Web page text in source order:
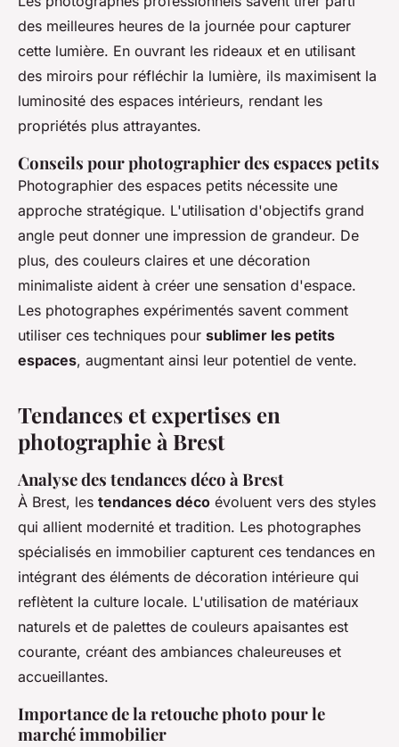
des meilleures heures de la journée pour capturer
cette lumière. En ouvrant les rideaux et en utilisant
des miroirs pour réfléchir la lumière, ils maximisent la
luminosité des espaces intérieurs, rendant les
propriétés plus attrayantes.
Conseils pour photographier des espaces petits
Photographier des espaces petits nécessite une
approche stratégique. L'utilisation d'objectifs grand
angle peut donner une impression de grandeur. De
plus, des couleurs claires et une décoration
minimaliste aident à créer une sensation d'espace.
Les photographes expérimentés savent comment
utiliser ces techniques pour sublimer les petits
espaces, augmentant ainsi leur potentiel de vente.
Tendances et expertises en
photographie à Brest
Analyse des tendances déco à Brest
À Brest, les tendances déco évoluent vers des styles
qui allient modernité et tradition. Les photographes
spécialisés en immobilier capturent ces tendances en
intégrant des éléments de décoration intérieure qui
reflètent la culture locale. L'utilisation de matériaux
naturels et de palettes de couleurs apaisantes est
courante, créant des ambiances chaleureuses et
accueillantes.
Importance de la retouche photo pour le
marché immobilier